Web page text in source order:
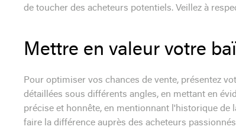
de toucher des acheteurs potentiels. Veillez à
Mettre en valeur votre
Pour optimiser vos chances de vente, présentez
détaillées sous différents angles, en mettant en
précise et honnête, en mentionnant l'historique
faire la différence auprès des acheteurs